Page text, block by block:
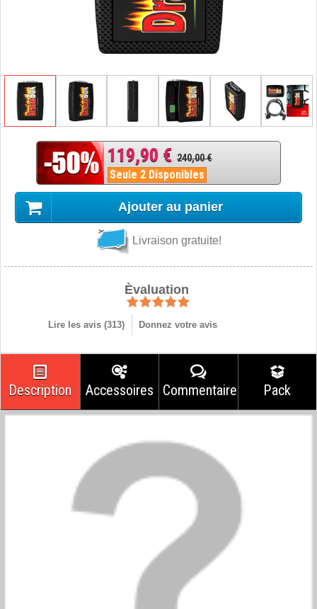
119,90 € 240,00 €
Seule 2 Disponibles
Ajouter au panier
Livraison gratuite!
Èvaluation
Lire les avis (313) Donnez votre avis
Description Accessoires Commentaires Pack